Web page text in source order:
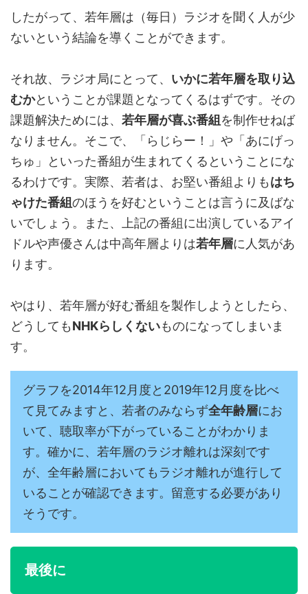
したがって、若年層は（毎日）ラジオを聞く人が少
ないという結論を導くことができます。
それ故、ラジオ局にとって、 いかに若年層を取り込
むかということが課題となってくるはずです。その
課題解決ためには、 若年層が喜ぶ番組 を制作せねば
なりません。そこで、「らじらー！」や「あにげっ
ちゅ」といった番組が生まれてくるということにな
るわけです。実際、若者は、お堅い番組よりもはち
ゃけた番組のほうを好むということは言うに及ばな
いでしょう。また、上記の番組に出演しているアイ
ドルや声優さんは中高年層よりは若年層に人気があ
ります。
やはり、若年層が好む番組を製作しようとしたら、
どうしてもNHKらしくないものになってしまいま
す。
グラフを2014年12月度と2019年12月度を比べ
て見てみますと、若者のみならず全年齢層にお
いて、聴取率が下がっていることがわかりま
す。確かに、若年層のラジオ離れは深刻です
が、全年齢層においてもラジオ離れが進行して
いることが確認できます。留意する必要があり
そうです。
最後に